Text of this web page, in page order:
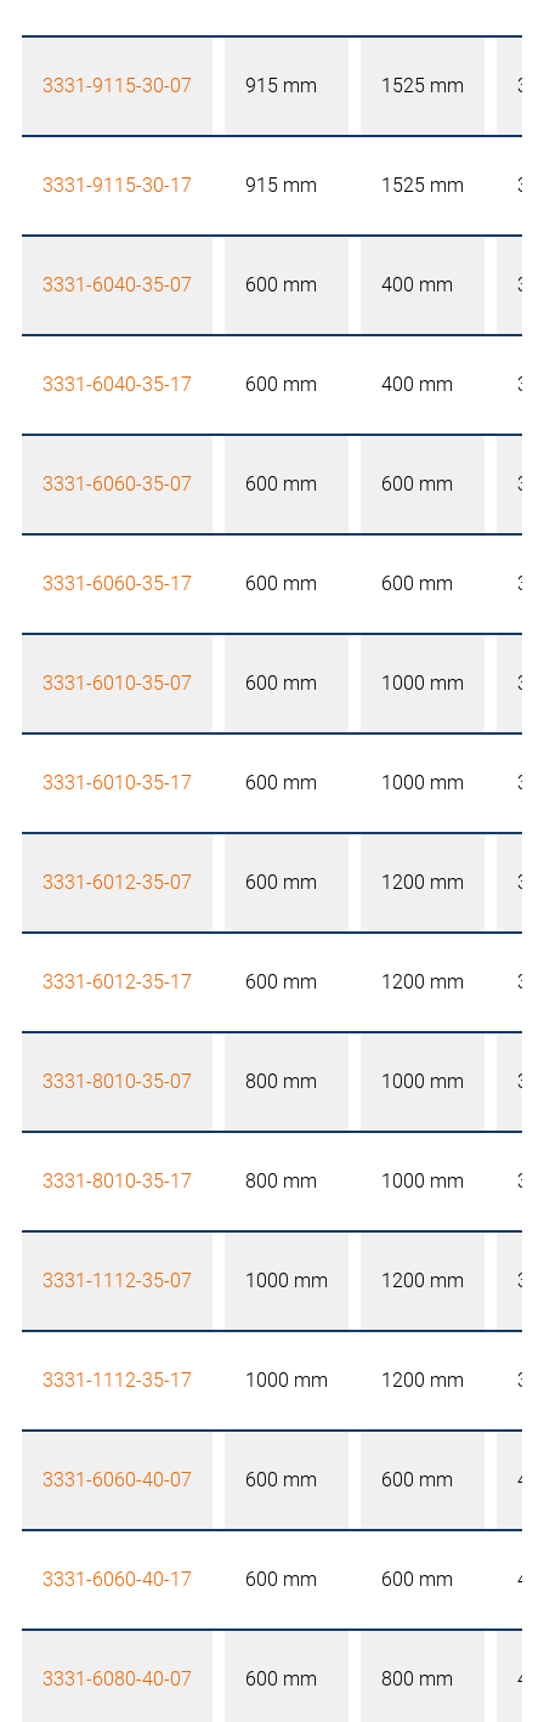
3331-9115-30-07 915 mm 1525 mm
3331-9115-30-17 915 mm 1525 mm
3331-6040-35-07 600 mm 400 mm
3331-6040-35-17 600 mm 400 mm
3331-6060-35-07 600 mm 600 mm
3331-6060-35-17 600 mm 600 mm
3331-6010-35-07 600 mm 1000 mm
3331-6010-35-17 600 mm 1000 mm
3331-6012-35-07 600 mm 1200 mm
3331-6012-35-17 600 mm 1200 mm
3331-8010-35-07 800 mm 1000 mm
3331-8010-35-17 800 mm 1000 mm
3331-1112-35-07 1000 mm 1200 mm
3331-1112-35-17 1000 mm 1200 mm
3331-6060-40-07 600 mm 600 mm
3331-6060-40-17 600 mm 600 mm
3331-6080-40-07 600 mm 800 mm